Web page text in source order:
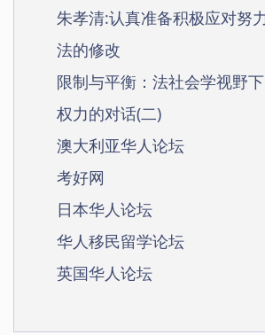
朱孝清:认真准备积极应对努
法的修改
限制与平衡：法社会学视野
权力的对话(二)
澳大利亚华人论坛
考好网
日本华人论坛
华人移民留学论坛
英国华人论坛